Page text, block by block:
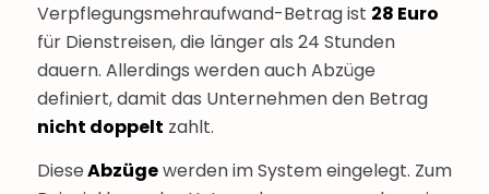
Verpflegungsmehraufwand-Betrag ist 28 Euro
für Dienstreisen, die länger als 24 Stunden
dauern. Allerdings werden auch Abzüge
definiert, damit das Unternehmen den Betrag
nicht doppelt zahlt.
DieseAbzügewerden im System eingelegt. Zum